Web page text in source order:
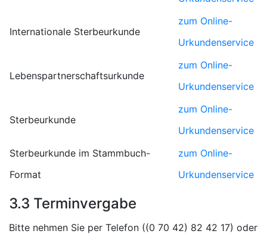
Internationale Sterbeurkunde
zum Online-
Urkundenservice
Lebenspartnerschaftsurkunde
zum Online-
Urkundenservice
Sterbeurkunde
zum Online-
Urkundenservice
Sterbeurkunde im Stammbuch-
Format
zum Online-
Urkundenservice
3.3 Terminvergabe
Bitte nehmen Sie per Telefon (
) oder